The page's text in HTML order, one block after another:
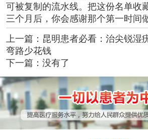
可被复制的流水线。把这份名单收
三个月后，你会感谢那个第一时间
上一篇： 昆明患者必看：治尖锐湿
弯路少花钱
下一篇：没有了